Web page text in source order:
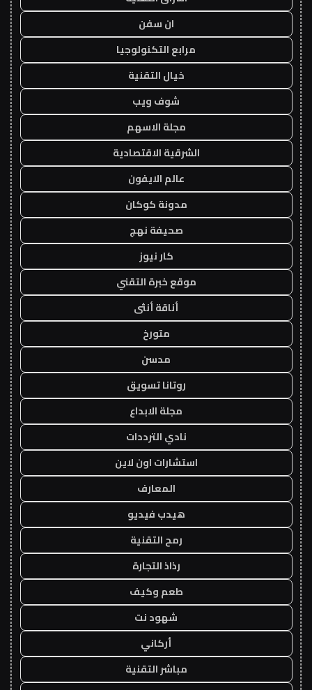
ان سفن
مرابع التكنولوجيا
خيال التقنية
شوف ويب
مجلة الاسهم
الشرقية الاقتصادية
عالم الايفون
مدونة كوكان
صحيفة نهج
كار نيوز
موقع خبرة التقني
أناقة أنثى
متورخ
مدسن
روتانا تسويق
مجلة الابداع
نادي الترددات
استشارات اون لاين
المعارف
هيدب فيديو
رمح التقنية
رذاذ التجارة
طعم وكيف
شهود نت
أركاني
مباشر التقنية